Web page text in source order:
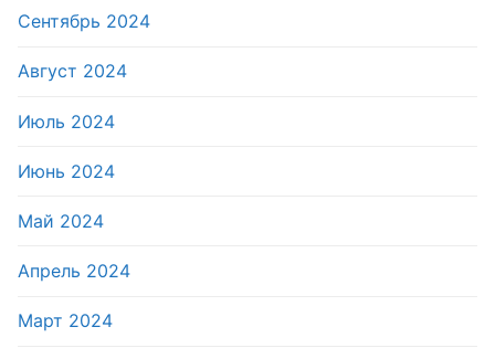
Сентябрь 2024
Август 2024
Июль 2024
Июнь 2024
Май 2024
Апрель 2024
Март 2024